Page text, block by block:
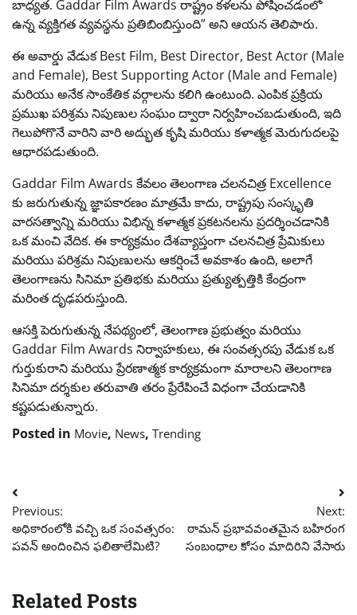
బాధ్యత. Gaddar Film Awards రాష్ట్రం కళలను పోషించడంలో
ఉన్న వ్యక్తిగత వ్యవస్థను ప్రతిబింబిస్తుంది” అని ఆయన తెలిపారు.
ఈ అవార్డు వేడుక Best Film, Best Director, Best Actor (Male
and Female), Best Supporting Actor (Male and Female)
మరియు అనేక సాంకేతిక వర్గాలను కలిగి ఉంటుంది. ఎంపిక ప్రక్రియ
ప్రముఖ పరిశ్రమ నిపుణుల సంఘం ద్వారా నిర్వహించబడుతుంది, ఇది
గెలుపోగొనే వారిని వారి అద్భుత కృషి మరియు కళాత్మక మెరుగుదలపై
ఆధారపడుతుంది.
Gaddar Film Awards కేవలం తెలంగాణ చలనచిత్ర Excellence
కు జరుగుతున్న జ్ఞాపకారణం మాత్రమే కాదు, రాష్ట్రపు సంస్కృతి
వారసత్వాన్ని మరియు విభిన్న కళాత్మక ప్రకటనలను ప్రదర్శించడానికి
ఒక మంచి వేదిక. ఈ కార్యక్రమం దేశవ్యాప్తంగా చలనచిత్ర ప్రేమికులు
మరియు పరిశ్రమ నిపుణులను ఆకర్షించే అవకాశం ఉంది, అలాగే
తెలంగాణను సినిమా ప్రతిభకు మరియు ప్రత్యుత్పత్తికి కేంద్రంగా
మరింత దృఢపరుస్తుంది.
ఆసక్తి పెరుగుతున్న నేపథ్యంలో, తెలంగాణ ప్రభుత్వం మరియు
Gaddar Film Awards నిర్వాహకులు, ఈ సంవత్సరపు వేడుక ఒక
గుర్తుకురాని మరియు ప్రేరణాత్మక కార్యక్రమంగా మారాలని తెలంగాణ
సినిమా దర్శకుల తరువాతి తరం ప్రేరేపించే విధంగా చేయడానికి
కష్టపడుతున్నారు.
Posted in Movie, News, Trending
Post
navigation
Previous:
అధికారంలోకి వచ్చి ఒక సంవత్సరం:
పవన్ అందించిన ఫలితాలేమిటి?
Next:
ఠామన్ ప్రభావవంతమైన బహిరంగ
సంబంధాల కోసం మాదిరిని వేసారు
Related Posts